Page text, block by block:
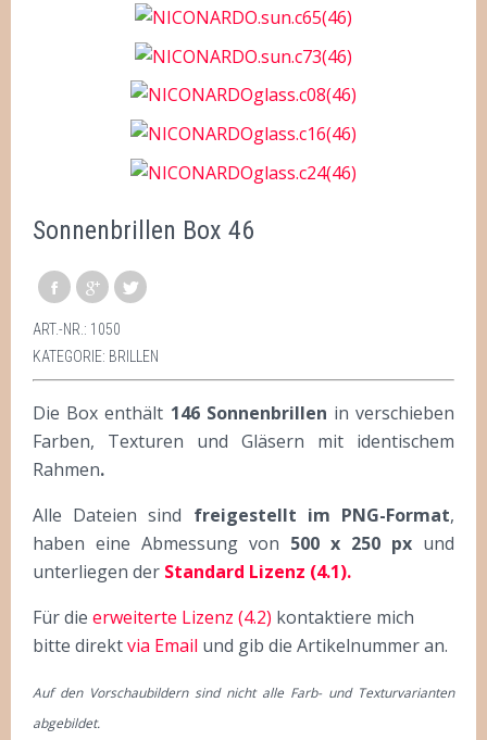
Sonnenbrillen Box 46
ART.-NR.: 1050
KATEGORIE: BRILLEN
Die Box enthält 146 Sonnenbrillen in verschieben
Farben, Texturen und Gläsern mit identischem
Rahmen.
Alle Dateien sind freigestellt im PNG-Format,
haben eine Abmessung von 500 x 250 px und
unterliegen der Standard Lizenz (4.1).
Für die erweiterte Lizenz (4.2) kontaktiere mich
bitte direktvia Email und gib die Artikelnummer an.
Auf den Vorschaubildern sind nicht alle Farb- und Texturvarianten
abgebildet.